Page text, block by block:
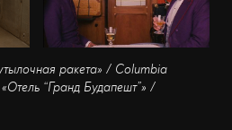
ракета» / Columbia
“Гранд Будапешт”» /